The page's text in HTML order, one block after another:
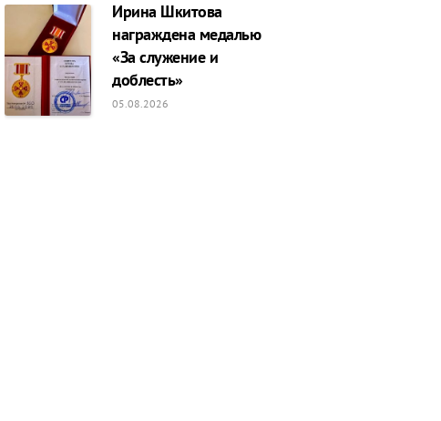
Ирина Шкитова
награждена медалью
«За служение и
доблесть»
05.08.2026